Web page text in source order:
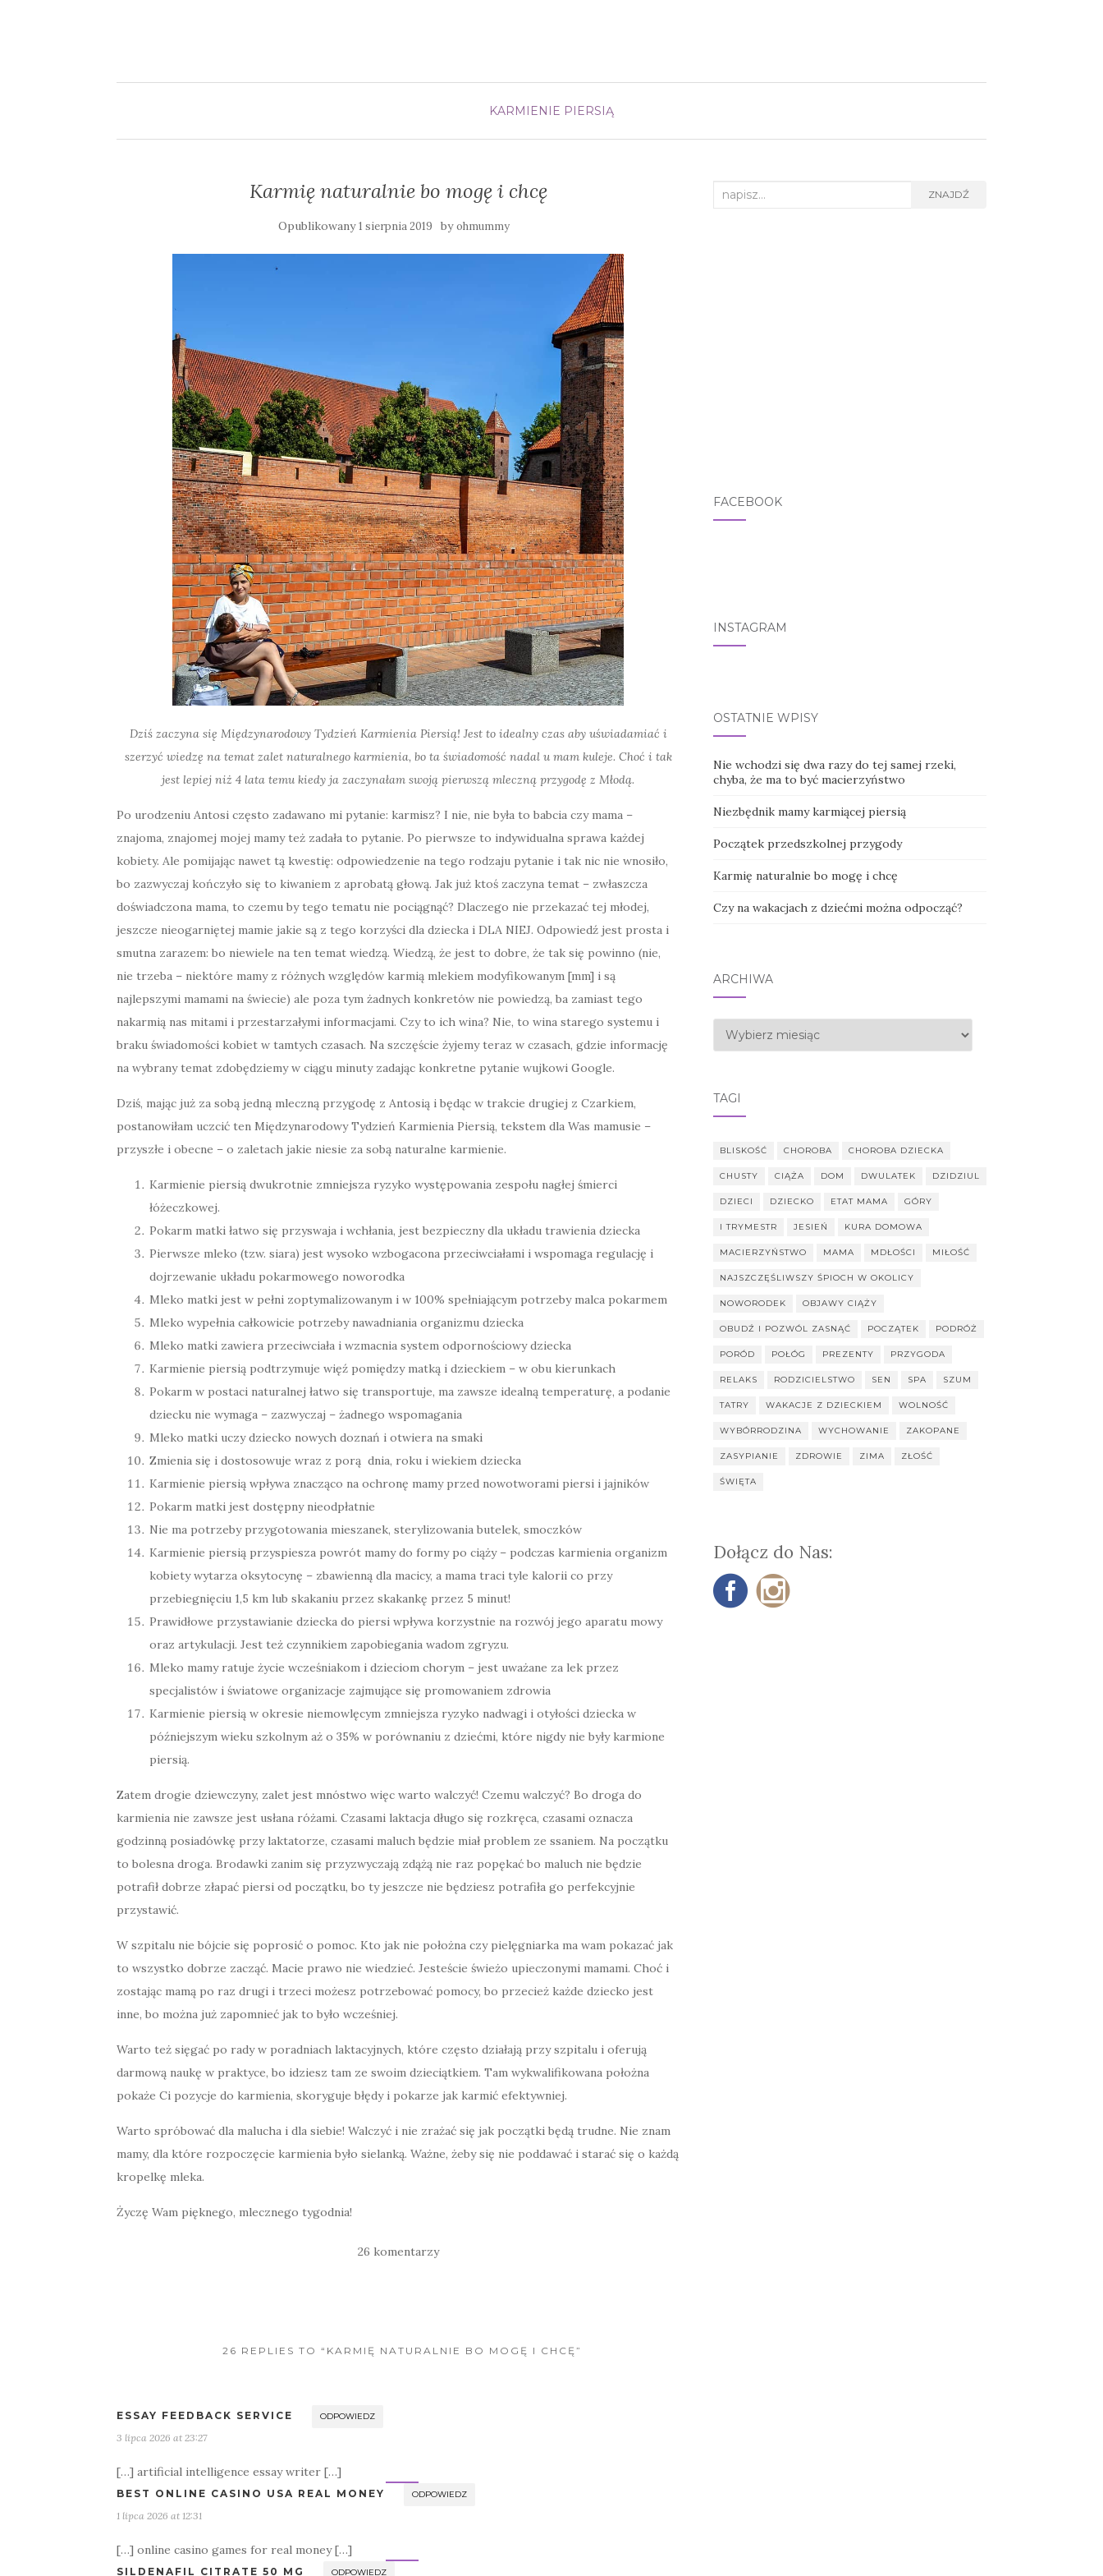
KARMIENIE PIERSIĄ
Karmię naturalnie bo mogę i chcę
Opublikowany1 sierpnia 2019 byohmummy
Dziś zaczyna się Międzynarodowy Tydzień Karmienia Piersią! Jest to idealny czas aby uświadamiać i
szerzyć wiedzę na temat zalet naturalnego karmienia, bo ta świadomość nadal u mam kuleje. Choć i tak
jest lepiej niż 4 lata temu kiedy ja zaczynałam swoją pierwszą mleczną przygodę z Młodą.
Po urodzeniu Antosi często zadawano mi pytanie: karmisz? I nie, nie była to babcia czy mama –
znajoma, znajomej mojej mamy też zadała to pytanie. Po pierwsze to indywidualna sprawa każdej
kobiety. Ale pomijając nawet tą kwestię: odpowiedzenie na tego rodzaju pytanie i tak nic nie wnosiło,
bo zazwyczaj kończyło się to kiwaniem z aprobatą głową. Jak już ktoś zaczyna temat – zwłaszcza
doświadczona mama, to czemu by tego tematu nie pociągnąć? Dlaczego nie przekazać tej młodej,
jeszcze nieogarniętej mamie jakie są z tego korzyści dla dziecka i DLA NIEJ. Odpowiedź jest prosta i
smutna zarazem: bo niewiele na ten temat wiedzą. Wiedzą, że jest to dobre, że tak się powinno (nie,
nie trzeba – niektóre mamy z różnych względów karmią mlekiem modyfikowanym [mm] i są
najlepszymi mamami na świecie) ale poza tym żadnych konkretów nie powiedzą, ba zamiast tego
nakarmią nas mitami i przestarzałymi informacjami. Czy to ich wina? Nie, to wina starego systemu i
braku świadomości kobiet w tamtych czasach. Na szczęście żyjemy teraz w czasach, gdzie informację
na wybrany temat zdobędziemy w ciągu minuty zadając konkretne pytanie wujkowi Google.
Dziś, mając już za sobą jedną mleczną przygodę z Antosią i będąc w trakcie drugiej z Czarkiem,
postanowiłam uczcić ten Międzynarodowy Tydzień Karmienia Piersią, tekstem dla Was mamusie –
przyszłe i obecne – o zaletach jakie niesie za sobą naturalne karmienie.
Karmienie piersią dwukrotnie zmniejsza ryzyko występowania zespołu nagłej śmierci
łóżeczkowej.
Pokarm matki łatwo się przyswaja i wchłania, jest bezpieczny dla układu trawienia dziecka
Pierwsze mleko (tzw. siara) jest wysoko wzbogacona przeciwciałami i wspomaga regulację i
dojrzewanie układu pokarmowego noworodka
Mleko matki jest w pełni zoptymalizowanym i w 100% spełniającym potrzeby malca pokarmem
Mleko wypełnia całkowicie potrzeby nawadniania organizmu dziecka
Mleko matki zawiera przeciwciała i wzmacnia system odpornościowy dziecka
Karmienie piersią podtrzymuje więź pomiędzy matką i dzieckiem – w obu kierunkach
Pokarm w postaci naturalnej łatwo się transportuje, ma zawsze idealną temperaturę, a podanie
dziecku nie wymaga – zazwyczaj – żadnego wspomagania
Mleko matki uczy dziecko nowych doznań i otwiera na smaki
Zmienia się i dostosowuje wraz z porą dnia, roku i wiekiem dziecka
Karmienie piersią wpływa znacząco na ochronę mamy przed nowotworami piersi i jajników
Pokarm matki jest dostępny nieodpłatnie
Nie ma potrzeby przygotowania mieszanek, sterylizowania butelek, smoczków
Karmienie piersią przyspiesza powrót mamy do formy po ciąży – podczas karmienia organizm
kobiety wytarza oksytocynę – zbawienną dla macicy, a mama traci tyle kalorii co przy
przebiegnięciu 1,5 km lub skakaniu przez skakankę przez 5 minut!
Prawidłowe przystawianie dziecka do piersi wpływa korzystnie na rozwój jego aparatu mowy
oraz artykulacji. Jest też czynnikiem zapobiegania wadom zgryzu.
Mleko mamy ratuje życie wcześniakom i dzieciom chorym – jest uważane za lek przez
specjalistów i światowe organizacje zajmujące się promowaniem zdrowia
Karmienie piersią w okresie niemowlęcym zmniejsza ryzyko nadwagi i otyłości dziecka w
późniejszym wieku szkolnym aż o 35% w porównaniu z dziećmi, które nigdy nie były karmione
piersią.
Zatem drogie dziewczyny, zalet jest mnóstwo więc warto walczyć! Czemu walczyć? Bo droga do
karmienia nie zawsze jest usłana różami. Czasami laktacja długo się rozkręca, czasami oznacza
godzinną posiadówkę przy laktatorze, czasami maluch będzie miał problem ze ssaniem. Na początku
to bolesna droga. Brodawki zanim się przyzwyczają zdążą nie raz popękać bo maluch nie będzie
potrafił dobrze złapać piersi od początku, bo ty jeszcze nie będziesz potrafiła go perfekcyjnie
przystawić.
W szpitalu nie bójcie się poprosić o pomoc. Kto jak nie położna czy pielęgniarka ma wam pokazać jak
to wszystko dobrze zacząć. Macie prawo nie wiedzieć. Jesteście świeżo upieczonymi mamami. Choć i
zostając mamą po raz drugi i trzeci możesz potrzebować pomocy, bo przecież każde dziecko jest
inne, bo można już zapomnieć jak to było wcześniej.
Warto też sięgać po rady w poradniach laktacyjnych, które często działają przy szpitalu i oferują
darmową naukę w praktyce, bo idziesz tam ze swoim dzieciątkiem. Tam wykwalifikowana położna
pokaże Ci pozycje do karmienia, skoryguje błędy i pokarze jak karmić efektywniej.
Warto spróbować dla malucha i dla siebie! Walczyć i nie zrażać się jak początki będą trudne. Nie znam
mamy, dla które rozpoczęcie karmienia było sielanką. Ważne, żeby się nie poddawać i starać się o każdą
kropelkę mleka.
Życzę Wam pięknego, mlecznego tygodnia!
26 komentarzy
26 REPLIES TO “KARMIĘ NATURALNIE BO MOGĘ I CHCĘ”
ESSAY FEEDBACK SERVICE ODPOWIEDZ
3 lipca 2026 at 23:27
[…] artificial intelligence essay writer […]
BEST ONLINE CASINO USA REAL MONEY ODPOWIEDZ
1 lipca 2026 at 12:31
[…] online casino games for real money […]
SILDENAFIL CITRATE 50 MG ODPOWIEDZ
Search for: ZNAJDŹ
FACEBOOK
INSTAGRAM
OSTATNIE WPISY
Nie wchodzi się dwa razy do tej samej rzeki,
chyba, że ma to być macierzyństwo
Niezbędnik mamy karmiącej piersią
Początek przedszkolnej przygody
Karmię naturalnie bo mogę i chcę
Czy na wakacjach z dziećmi można odpocząć?
ARCHIWA
Archiwa
TAGI
BLISKOŚĆ CHOROBA CHOROBA DZIECKA
CHUSTY CIĄŻA DOM DWULATEK DZIDZIUL
DZIECI DZIECKO ETAT MAMA GÓRY
I TRYMESTR JESIEŃ KURA DOMOWA
MACIERZYŃSTWO MAMA MDŁOŚCI MIŁOŚĆ
NAJSZCZĘŚLIWSZY ŚPIOCH W OKOLICY
NOWORODEK OBJAWY CIĄŻY
OBUDŹ I POZWÓL ZASNĄĆ POCZĄTEK PODRÓŻ
PORÓD POŁÓG PREZENTY PRZYGODA
RELAKS RODZICIELSTWO SEN SPA SZUM
TATRY WAKACJE Z DZIECKIEM WOLNOŚĆ
WYBÓRRODZINA WYCHOWANIE ZAKOPANE
ZASYPIANIE ZDROWIE ZIMA ZŁOŚĆ
ŚWIĘTA
Dołącz do Nas: